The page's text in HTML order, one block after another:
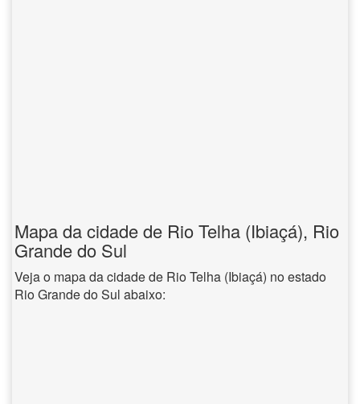
Mapa da cidade de Rio Telha (Ibiaçá), Rio
Grande do Sul
Veja o mapa da cidade de Rio Telha (Ibiaçá) no estado
Rio Grande do Sul abaixo: